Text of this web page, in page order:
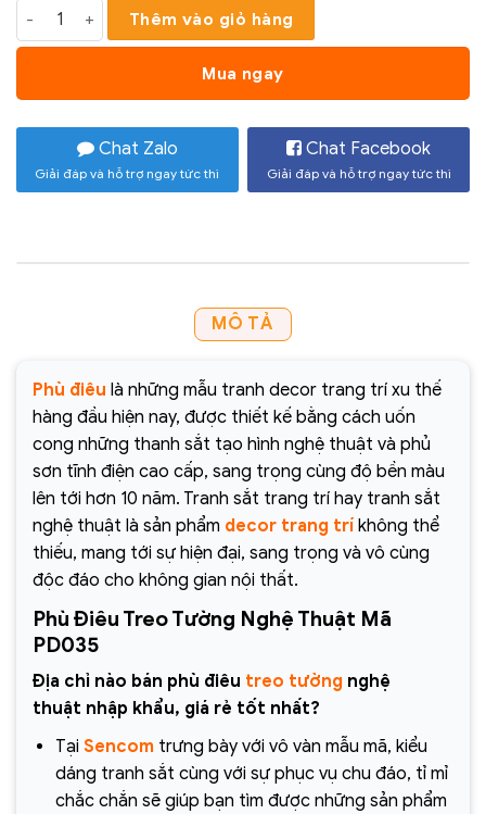
là:
1.950.000 ₫.
tại
1.100.000 ₫.
Phù Điêu Treo Tường Nghệ Thuật Mã PD035 số lượng
Thêm vào giỏ hàng
Mua ngay
Chat Zalo
Giải đáp và hỗ trợ ngay tức thì
Chat Facebook
Giải đáp và hỗ trợ ngay tức thì
MÔ TẢ
Phù điêu là những mẫu tranh decor trang trí xu thế
hàng đầu hiện nay, được thiết kế bằng cách uốn
cong những thanh sắt tạo hình nghệ thuật và phủ
sơn tĩnh điện cao cấp, sang trọng cùng độ bền màu
lên tới hơn 10 năm. Tranh sắt trang trí hay tranh sắt
nghệ thuật là sản phẩm decor trang trí không thể
thiếu, mang tới sự hiện đại, sang trọng và vô cùng
độc đáo cho không gian nội thất.
Phù Điêu Treo Tường Nghệ Thuật Mã
PD035
Địa chỉ nào bán phù điêu treo tường nghệ
thuật nhập khẩu, giá rẻ tốt nhất?
Tại Sencomtrưng bày với vô vàn mẫu mã, kiểu
dáng tranh sắt cùng với sự phục vụ chu đáo, tỉ mỉ
chắc chắn sẽ giúp bạn tìm được những sản phẩm